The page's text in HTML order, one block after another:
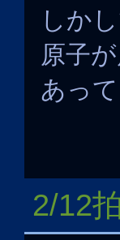
しか
原子
あっ
2/12